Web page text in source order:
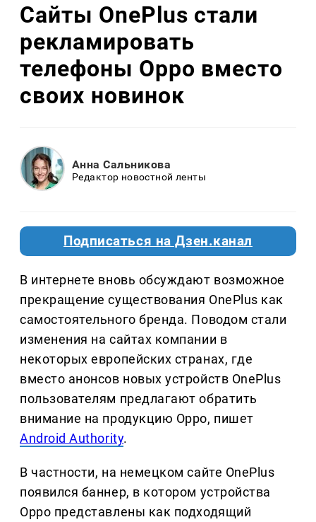
Сайты OnePlus стали
рекламировать
телефоны Oppo вместо
своих новинок
Анна Сальникова
Редактор новостной ленты
Подписаться на Дзен.канал
В интернете вновь обсуждают возможное
прекращение существования OnePlus как
самостоятельного бренда. Поводом стали
изменения на сайтах компании в
некоторых европейских странах, где
вместо анонсов новых устройств OnePlus
пользователям предлагают обратить
внимание на продукцию Oppo, пишет
Android Authority.
В частности, на немецком сайте OnePlus
появился баннер, в котором устройства
Oppo представлены как подходящий